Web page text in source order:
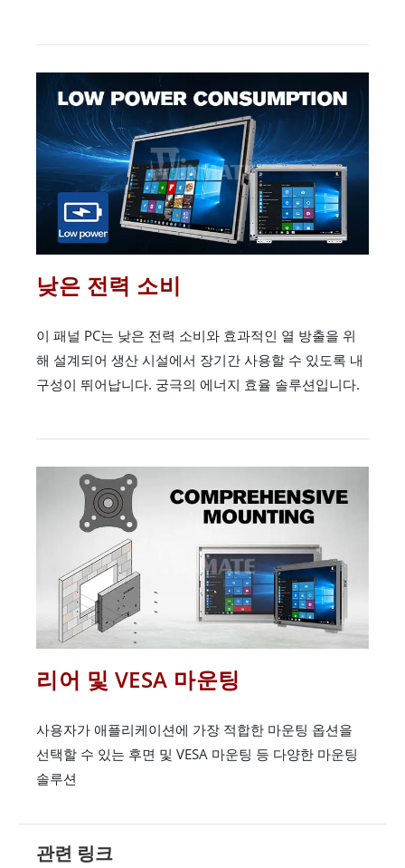
낮은 전력 소비
이 패널 PC는 낮은 전력 소비와 효과적인 열 방출을 위
해 설계되어 생산 시설에서 장기간 사용할 수 있도록 내
구성이 뛰어납니다. 궁극의 에너지 효율 솔루션입니다.
리어 및 VESA 마운팅
사용자가 애플리케이션에 가장 적합한 마운팅 옵션을
선택할 수 있는 후면 및 VESA 마운팅 등 다양한 마운팅
솔루션
관련 링크